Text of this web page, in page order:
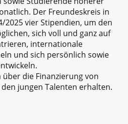
Der Freundeskreis in
2025 vier Stipendien, um den
sich voll und ganz auf
internationale
und sich persönlich sowie
die Finanzierung von
jungen Talenten erhalten.